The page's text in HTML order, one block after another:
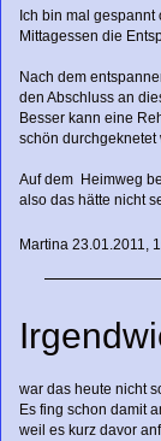
Ich bin mal
Mittagessen die
Nach dem
den Abschluss an
Besser kann eine
schön durchgeknetet
Auf dem Heimweg
also das hätte nicht
Martina 23.01.2011,
war das heute nicht
Es fing schon damit
weil es kurz davor